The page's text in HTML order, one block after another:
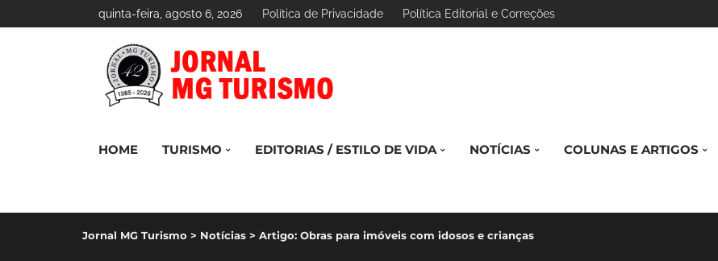
quinta-feira, agosto 6, 2026 Política de Privacidade Política Editorial e Correções
HOME TURISMO EDITORIAS / ESTILO DE VIDA NOTÍCIAS COLUNAS E ARTIGOS
Jornal MG Turismo > Notícias > Artigo: Obras para imóveis com idosos e crianças